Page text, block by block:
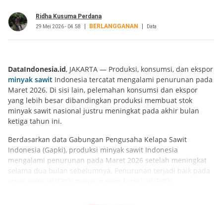
Ridha Kusuma Perdana
29 Mei 2026 - 04.58 BERLANGGANAN Data
DataIndonesia.id, JAKARTA — Produksi, konsumsi, dan ekspor
minyak sawit Indonesia tercatat mengalami penurunan pada
Maret 2026. Di sisi lain, pelemahan konsumsi dan ekspor
yang lebih besar dibandingkan produksi membuat stok
minyak sawit nasional justru meningkat pada akhir bulan
ketiga tahun ini.
Berdasarkan data Gabungan Pengusaha Kelapa Sawit
Indonesia (Gapki), produksi minyak sawit Indonesia
mengalami penurunan pada Maret 2026 setelah meningkat
selama dua bulan sebelumnya. Penurunan terjadi baik pada